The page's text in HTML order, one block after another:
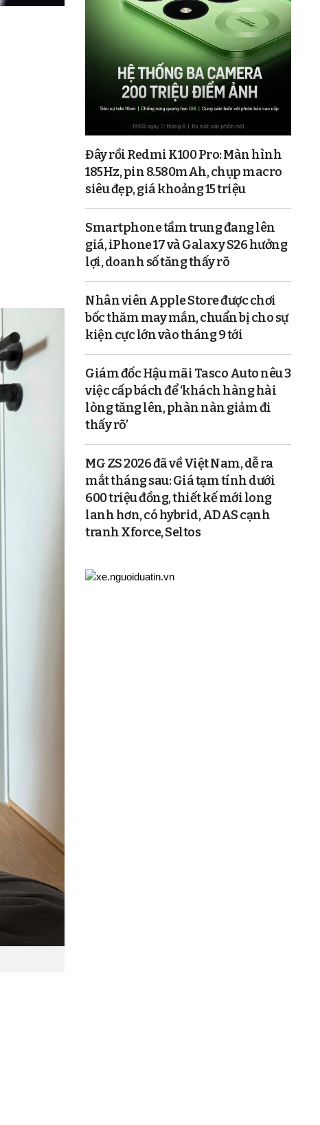
Đây rồi Redmi K100 Pro: Màn hình
185Hz, pin 8.580mAh, chụp macro
siêu đẹp, giá khoảng 15 triệu
Smartphone tầm trung đang lên
giá, iPhone 17 và Galaxy S26 hưởng
lợi, doanh số tăng thấy rõ
Nhân viên Apple Store được chơi
bốc thăm may mắn, chuẩn bị cho sự
kiện cực lớn vào tháng 9 tới
Giám đốc Hậu mãi Tasco Auto nêu 3
việc cấp bách để ‘khách hàng hài
lòng tăng lên, phàn nàn giảm đi
thấy rõ’
MG ZS 2026 đã về Việt Nam, dễ ra
mắt tháng sau: Giá tạm tính dưới
600 triệu đồng, thiết kế mới long
lanh hơn, có hybrid, ADAS cạnh
tranh Xforce, Seltos